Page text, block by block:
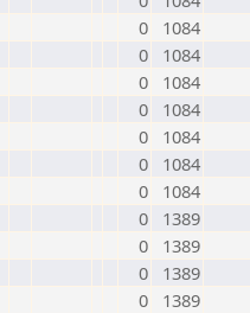
0
1084
0
1084
0
1084
0
1084
0
1084
0
1084
0
1084
0
1389
0
1389
0
1389
0
1389